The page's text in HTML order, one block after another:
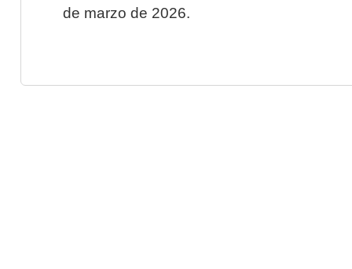
de marzo de 2026.